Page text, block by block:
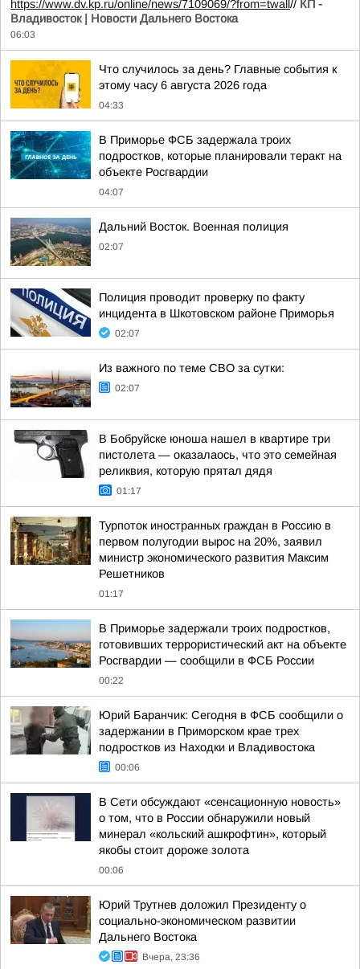
https://www.dv.kp.ru/online/news/7109069/?from=twall // КП -
Владивосток | Новости Дальнего Востока
06:03
Что случилось за день? Главные события к
этому часу 6 августа 2026 года
04:33
В Приморье ФСБ задержала троих
подростков, которые планировали теракт на
объекте Росгвардии
04:07
Дальний Восток. Военная полиция
02:07
Полиция проводит проверку по факту
инцидента в Шкотовском районе Приморья
02:07
Из важного по теме СВО за сутки:
02:07
В Бобруйске юноша нашел в квартире три
пистолета — оказалаось, что это семейная
реликвия, которую прятал дядя
01:17
Турпоток иностранных граждан в Россию в
первом полугодии вырос на 20%, заявил
министр экономического развития Максим
Решетников
01:17
В Приморье задержали троих подростков,
готовивших террористический акт на объекте
Росгвардии — сообщили в ФСБ России
00:22
Юрий Баранчик: Сегодня в ФСБ сообщили о
задержании в Приморском крае трех
подростков из Находки и Владивостока
00:06
В Сети обсуждают «сенсационную новость»
о том, что в России обнаружили новый
минерал «кольский ашкрофтин», который
якобы стоит дороже золота
00:06
Юрий Трутнев доложил Президенту о
социально-экономическом развитии
Дальнего Востока
Вчера, 23:36